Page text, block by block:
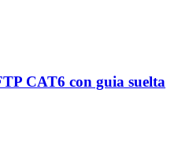
CAT6 con guia suelta